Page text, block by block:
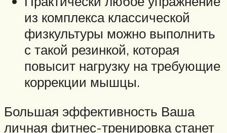
из комплекса классической
физкультуры можно выполнить
с такой резинкой, которая
повысит нагрузку на требующие
коррекции мышцы.
Большая эффективность Ваша
личная фитнес-тренировка станет